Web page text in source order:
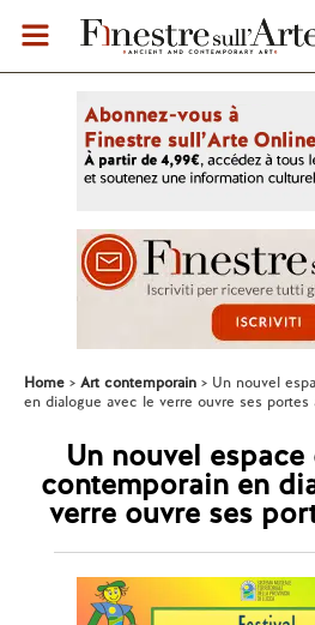
Home Art contemporain
Un nouvel
en dialogue avec le verre ouvre ses portes
Un nouvel
contemporain en
verre ouvre ses